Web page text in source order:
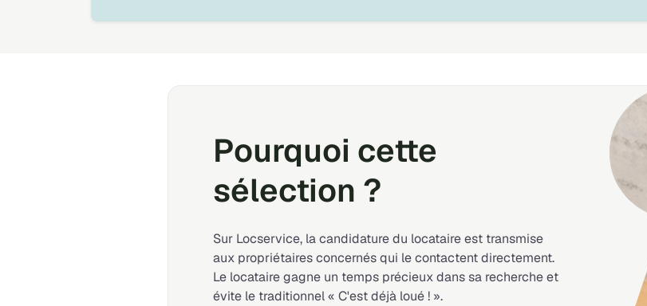
Pourquoi cette
sélection ?
Sur Locservice, la candidature du locataire est transmise
aux propriétaires concernés qui le contactent directement.
Le locataire gagne un temps précieux dans sa recherche et
évite le traditionnel « C'est déjà loué ! ».